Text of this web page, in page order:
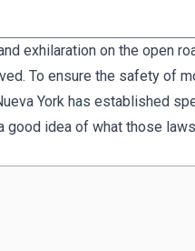
exhilaration on the open
To ensure the safety of
York has established
good idea of what those